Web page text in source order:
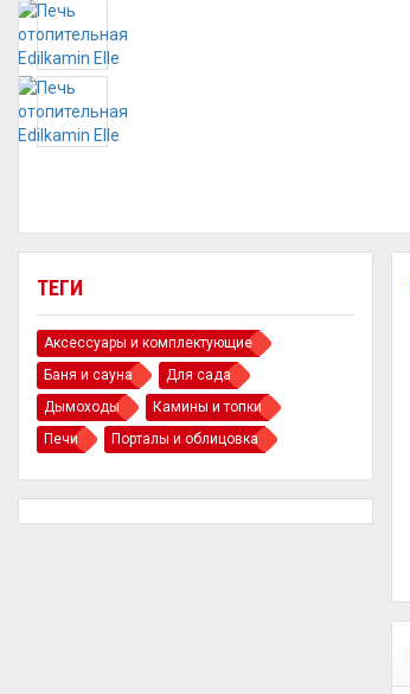
ТЕГИ
Аксессуары и комплектующие
Баня и сауна
Для сада
Дымоходы
Камины и топки
Печи
Порталы и облицовка